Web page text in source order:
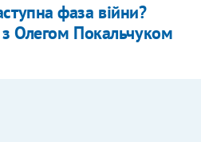
фаза війни?
Олегом Покальчуком